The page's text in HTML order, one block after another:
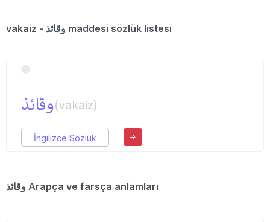
vakaiz - وقائذ maddesi sözlük listesi
وقائذ(vakaiz)
İngilizce Sözlük
وقائذ Arapça ve farsça anlamları